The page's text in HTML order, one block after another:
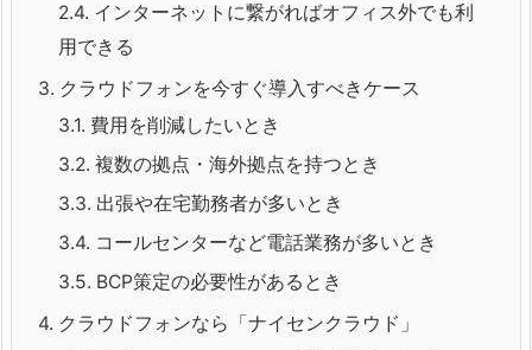
2.4. インターネットに繋がればオフィス外でも利
用できる
3. クラウドフォンを今すぐ導入すべきケース
3.1. 費用を削減したいとき
3.2. 複数の拠点・海外拠点を持つとき
3.3. 出張や在宅勤務者が多いとき
3.4. コールセンターなど電話業務が多いとき
3.5. BCP策定の必要性があるとき
4. クラウドフォンなら「ナイセンクラウド」